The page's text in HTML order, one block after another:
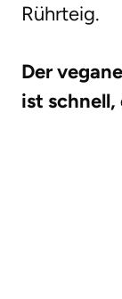
Rührteig.
Der
ist